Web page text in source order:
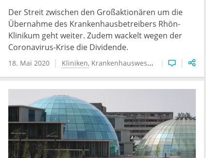
Der Streit zwischen den Großaktionären um die
Übernahme des Krankenhausbetreibers Rhön-
Klinikum geht weiter. Zudem wackelt wegen der
Coronavirus-Krise die Dividende.
18. Mai 2020 Kliniken Krankenhauswesen Wirtschaft &